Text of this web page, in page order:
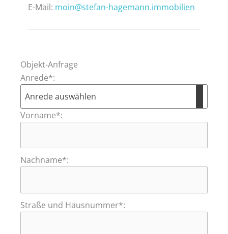
E-Mail: moin@stefan-hagemann.immobilien
Objekt-Anfrage
Anrede*:
Vorname*:
Nachname*:
Straße und Hausnummer*: